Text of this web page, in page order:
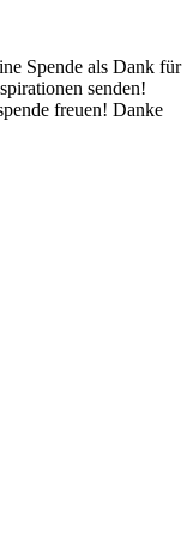
Spende als Dank für
senden!
freuen! Danke